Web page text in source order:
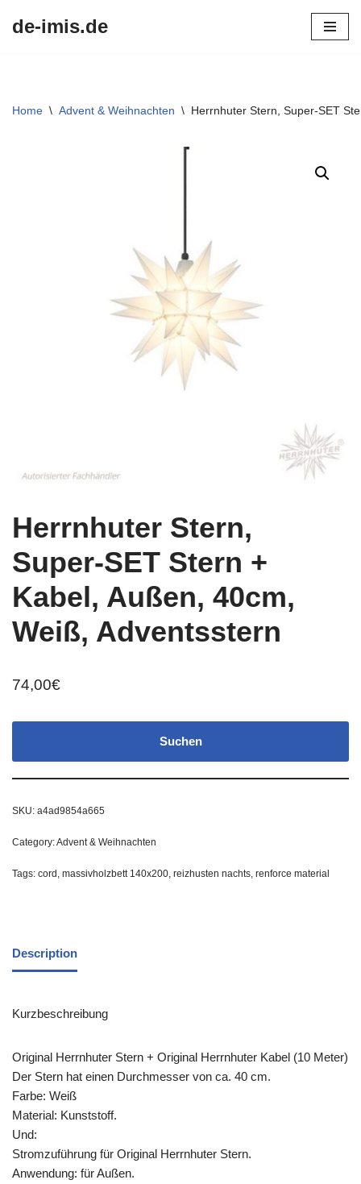
de-imis.de
Home \ Advent & Weihnachten \ Herrnhuter Stern, Super-SET
Herrnhuter Stern,
Super-SET Stern +
Kabel, Außen, 40cm,
Weiß, Adventsstern
74,00€
Suchen
SKU: a4ad9854a665
Category:Advent & Weihnachten
Tags: cord massivholzbett 140x200 reizhusten nachts renforce material
Description
Kurzbeschreibung
Original Herrnhuter Stern + Original Herrnhuter Kabel (10 Meter)
Der Stern hat einen Durchmesser von ca. 40 cm.
Farbe: Weiß
Material: Kunststoff.
Und:
Stromzuführung für Original Herrnhuter Stern.
Anwendung: für Außen.